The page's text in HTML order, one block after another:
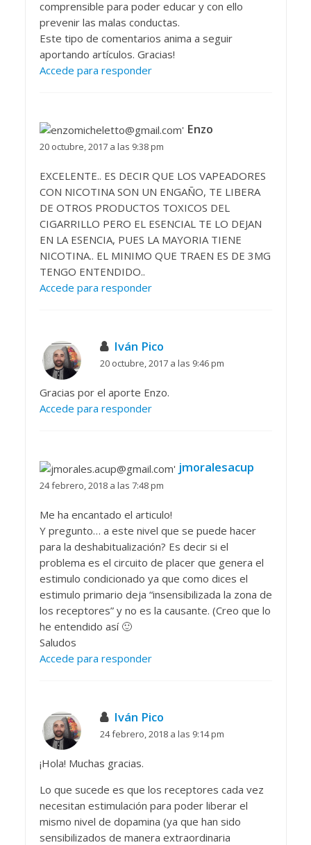
comprensible para poder educar y con ello
prevenir las malas conductas.
Este tipo de comentarios anima a seguir
aportando artículos. Gracias!
Accede para responder
Enzo
20 octubre, 2017 a las 9:38 pm
EXCELENTE.. ES DECIR QUE LOS VAPEADORES
CON NICOTINA SON UN ENGAÑO, TE LIBERA
DE OTROS PRODUCTOS TOXICOS DEL
CIGARRILLO PERO EL ESENCIAL TE LO DEJAN
EN LA ESENCIA, PUES LA MAYORIA TIENE
NICOTINA.. EL MINIMO QUE TRAEN ES DE 3MG
TENGO ENTENDIDO..
Accede para responder
Iván Pico
20 octubre, 2017 a las 9:46 pm
Gracias por el aporte Enzo.
Accede para responder
jmoralesacup
24 febrero, 2018 a las 7:48 pm
Me ha encantado el articulo!
Y pregunto… a este nivel que se puede hacer
para la deshabitualización? Es decir si el
problema es el circuito de placer que genera el
estimulo condicionado ya que como dices el
estimulo primario deja “insensibilizada la zona de
los receptores” y no es la causante. (Creo que lo
he entendido así 🙂
Saludos
Accede para responder
Iván Pico
24 febrero, 2018 a las 9:14 pm
¡Hola! Muchas gracias.
Lo que sucede es que los receptores cada vez
necesitan estimulación para poder liberar el
mismo nivel de dopamina (ya que han sido
sensibilizados de manera extraordinaria